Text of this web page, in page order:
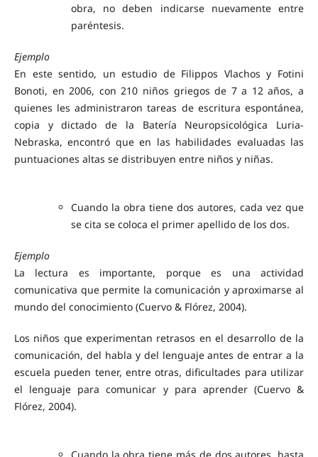
obra, no deben indicarse nuevamente entre
paréntesis.
Ejemplo
En este sentido, un estudio de Filippos Vlachos y Fotini
Bonoti, en 2006, con 210 niños griegos de 7 a 12 años, a
quienes les administraron tareas de escritura espontánea,
copia y dictado de la Batería Neuropsicológica Luria-
Nebraska, encontró que en las habilidades evaluadas las
puntuaciones altas se distribuyen entre niños y niñas.
Cuando la obra tiene dos autores, cada vez que
se cita se coloca el primer apellido de los dos.
Ejemplo
La lectura es importante, porque es una actividad
comunicativa que permite la comunicación y aproximarse al
mundo del conocimiento (Cuervo & Flórez, 2004).
Los niños que experimentan retrasos en el desarrollo de la
comunicación, del habla y del lenguaje antes de entrar a la
escuela pueden tener, entre otras, dificultades para utilizar
el lenguaje para comunicar y para aprender (Cuervo &
Flórez, 2004).